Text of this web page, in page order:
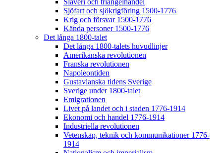
Slaveri och triangelhandel
Sjöfart och sjökrigföring 1500-1776
Krig och försvar 1500-1776
Kända personer 1500-1776
Det långa 1800-talet
Det långa 1800-talets huvudlinjer
Amerikanska revolutionen
Franska revolutionen
Napoleontiden
Gustavianska tidens Sverige
Sverige under 1800-talet
Emigrationen
Livet på landet och i staden 1776-1914
Ekonomi och handel 1776-1914
Industriella revolutionen
Vetenskap, teknik och kommunikationer 1776-
1914